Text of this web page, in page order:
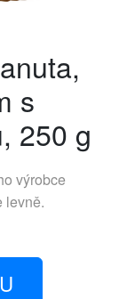
s
250 g
výrobce
levně.